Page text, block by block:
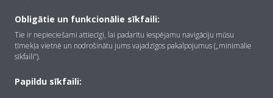
Par Daikin
Obligātie un funkcionālie sīkfaili:
Tie ir nepieciešami attiecīgi, lai padarītu iespējamu navigāciju mūsu
tīmekļa vietnē un nodrošinātu jums vajadzīgos pakalpojumus („minimālie
sīkfaili”).
Papildu sīkfaili: